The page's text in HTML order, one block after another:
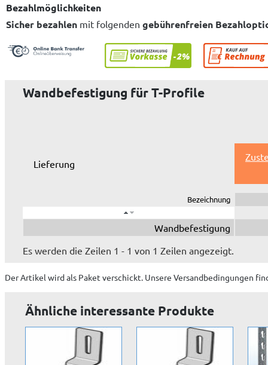
Bezahlmöglichkeiten
Sicher bezahlen mit folgenden gebührenfreien
Wandbefestigung für T-Profile
Lieferung
Bezeichnung
Wandbefestigung
Es werden die Zeilen 1 - 1 von 1 Zeilen angezeigt.
Der Artikel wirdals Paket verschickt. Unsere Versandbedingungen
Ähnliche interessante Produkte